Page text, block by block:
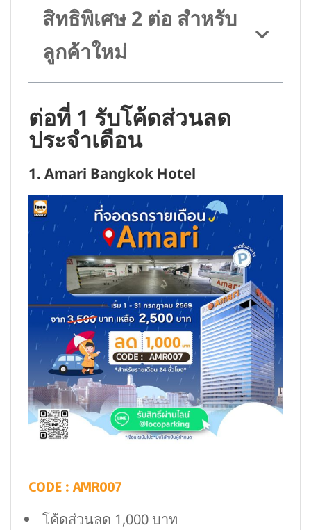
สิทธิพิเศษ 2 ต่อ สำหรับ
ลูกค้าใหม่
ต่อที่ 1 รับโค้ดส่วนลด
ประจำเดือน
1. Amari Bangkok Hotel
CODE : AMR007
โค้ดส่วนลด 1,000 บาท